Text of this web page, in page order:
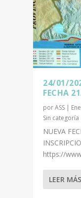
24/01/
FECHA
porASS |
Sin categoría
NUEVA
https://
LEER MÁS